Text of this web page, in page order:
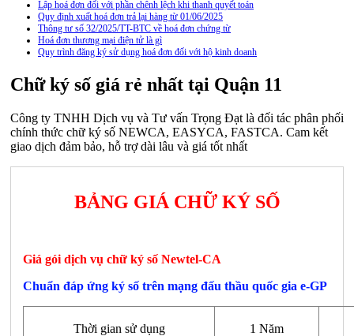
Lập hoá đơn đối với phần chênh lệch khi thanh quyết toán
Quy định xuất hoá đơn trả lại hàng từ 01/06/2025
Thông tư số 32/2025/TT-BTC về hoá đơn chứng từ
Hoá đơn thương mại điện tử là gì
Quy trình đăng ký sử dụng hoá đơn đối với hộ kinh doanh
Chữ ký số giá rẻ nhất tại Quận 11
Công ty TNHH Dịch vụ và Tư vấn Trọng Đạt là đối tác phân phối
chính thức chữ ký số NEWCA, EASYCA, FASTCA. Cam kết
giao dịch đảm bảo, hỗ trợ dài lâu và giá tốt nhất
BẢNG GIÁ CHỮ KÝ SỐ
Giá gói dịch vụ chữ ký số Newtel-CA
Chuẩn đáp ứng ký số trên mạng đấu thầu quốc gia e-GP
Thời gian sử dụng 1 Năm